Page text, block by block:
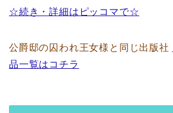
☆続き・詳細はピッコマで☆
公爵邸の囚われ王女様と同じ出版社
品一覧はコチラ